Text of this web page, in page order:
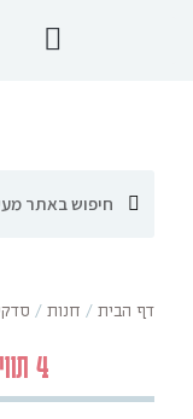
דף הבית / חנות /
4 תוויות 'ברוך שעשני תופרת'